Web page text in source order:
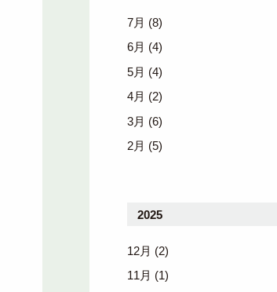
7月 (8)
6月 (4)
5月 (4)
4月 (2)
3月 (6)
2月 (5)
2025
12月 (2)
11月 (1)